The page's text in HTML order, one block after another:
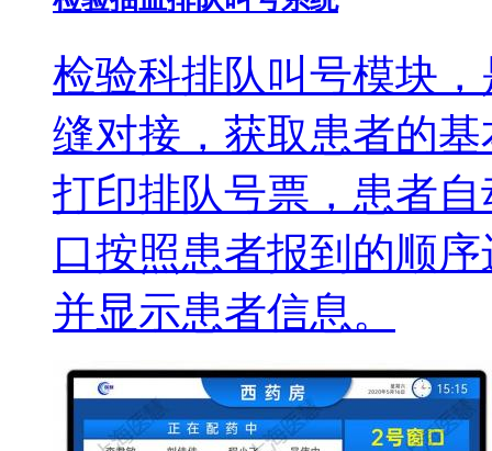
检验科排队叫号模块
缝对接，获取患者的
打印排队号票，患者
口按照患者报到的顺
并显示患者信息。